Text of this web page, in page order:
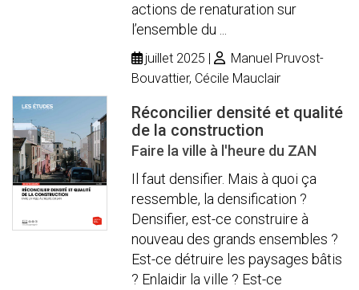
actions de renaturation sur
l’ensemble du ...
juillet 2025
Manuel Pruvost-
Bouvattier, Cécile Mauclair
Réconcilier densité et qualité
de la construction
Faire la ville à l'heure du ZAN
Il faut densifier. Mais à quoi ça
ressemble, la densification ?
Densifier, est-ce construire à
nouveau des grands ensembles ?
Est-ce détruire les paysages bâtis
? Enlaidir la ville ? Est-ce